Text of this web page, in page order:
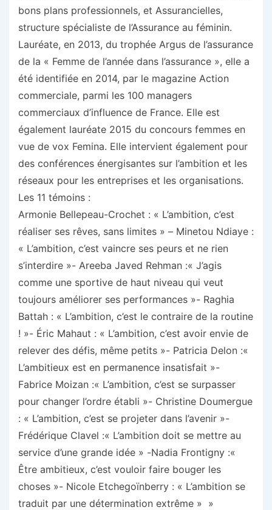
bons plans professionnels, et Assurancielles,
structure spécialiste de l’Assurance au féminin.
Lauréate, en 2013, du trophée Argus de l’assurance
de la « Femme de l’année dans l’assurance », elle a
été identifiée en 2014, par le magazine Action
commerciale, parmi les 100 managers
commerciaux d’influence de France. Elle est
également lauréate 2015 du concours femmes en
vue de vox Femina. Elle intervient également pour
des conférences énergisantes sur l’ambition et les
réseaux pour les entreprises et les organisations.
Les 11 témoins :
Armonie Bellepeau-Crochet : « L’ambition, c’est
réaliser ses rêves, sans limites » – Minetou Ndiaye :
« L’ambition, c’est vaincre ses peurs et ne rien
s’interdire »- Areeba Javed Rehman :« J’agis
comme une sportive de haut niveau qui veut
toujours améliorer ses performances »- Raghia
Battah : « L’ambition, c’est le contraire de la routine
! »- Éric Mahaut : « L’ambition, c’est avoir envie de
relever des défis, même petits »- Patricia Delon :«
L’ambitieux est en permanence insatisfait »-
Fabrice Moizan :« L’ambition, c’est se surpasser
pour changer l’ordre établi »- Christine Doumergue
: « L’ambition, c’est se projeter dans l’avenir »-
Frédérique Clavel :« L’ambition doit se mettre au
service d’une grande idée » -Nadia Frontigny :«
Être ambitieux, c’est vouloir faire bouger les
choses »- Nicole Etchegoïnberry : « L’ambition se
traduit par une détermination extrême » »